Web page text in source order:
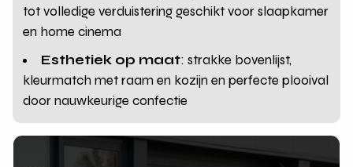
tot volledige verduistering geschikt voor slaapkamer
en home cinema
Esthetiek op maat: strakke bovenlijst,
kleurmatch met raam en kozijn en perfecte plooival
door nauwkeurige confectie